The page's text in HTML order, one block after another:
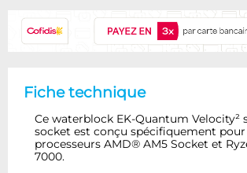
Fiche technique
Ce waterblock EK-Quantum Velocity²
socket est conçu spécifiquement pour
processeurs AMD® AM5 Socket et
7000.